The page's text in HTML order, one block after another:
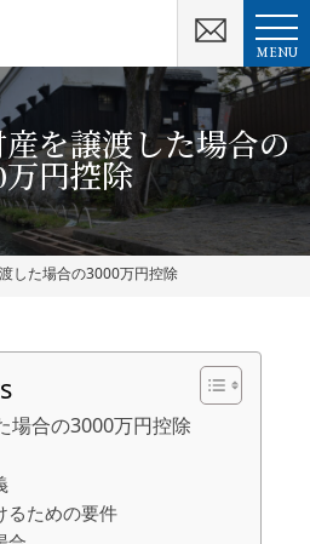
MENU
を譲渡した場合の
万円控除
した場合の3000万円控除
場合の3000万円控除
るための要件